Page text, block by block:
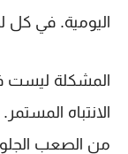
اليومية. في كل
المشكلة ليست
الانتباه
من الصعب